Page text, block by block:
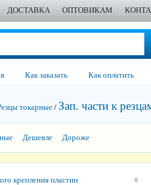
ДОСТАВКА ОПТОВИКАМ
Как заказать Как оплатить
токарные/ Зап. части к
Дешевле Дороже
крепления пластин 0